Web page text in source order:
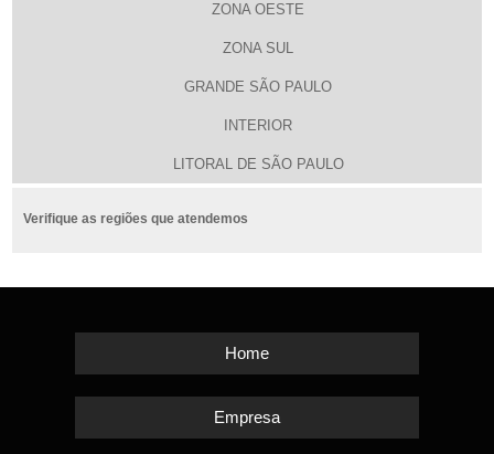
ZONA OESTE
ZONA SUL
GRANDE SÃO PAULO
INTERIOR
LITORAL DE SÃO PAULO
Verifique as regiões que atendemos
Home
Empresa